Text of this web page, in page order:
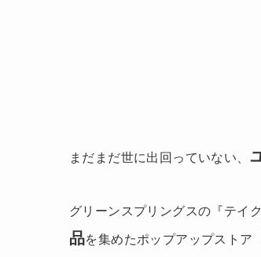
まだまだ世に出回っていない、
グリーンスプリングスの『テイ
品を集めたポップアップストア